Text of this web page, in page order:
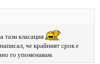
тази класация
че крайният срок е
го упоменавам.